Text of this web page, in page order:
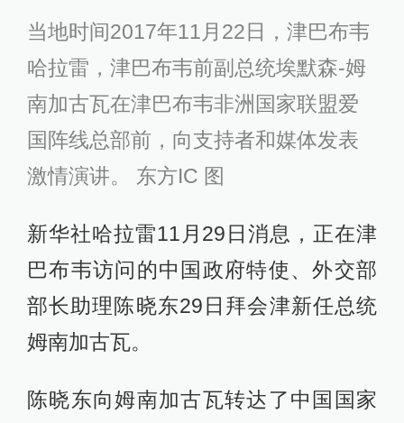
当地时间2017年11月22日，津巴布韦
哈拉雷，津巴布韦前副总统埃默森-姆
南加古瓦在津巴布韦非洲国家联盟爱
国阵线总部前，向支持者和媒体发表
激情演讲。 东方IC 图
新华社哈拉雷11月29日消息，正在津
巴布韦访问的中国政府特使、外交部
部长助理陈晓东29日拜会津新任总统
姆南加古瓦。
陈晓东向姆南加古瓦转达了中国国家